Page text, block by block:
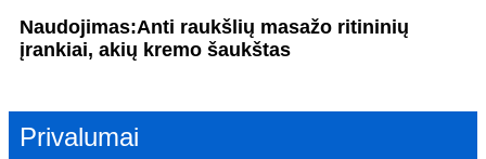
Naudojimas:Anti raukšlių masažo ritininių
įrankiai, akių kremo šaukštas
Privalumai